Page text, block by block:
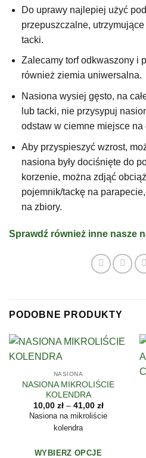
Do uprawy najlepiej użyć
przepuszczalne,
tacki.
Zalecamy torf odkwaszony i
również ziemia uniwersalna.
Nasiona wysiej gęsto, na
lub tacki, nie przysypuj
odstaw w ciemne miejsce na
Aby przyspieszyć wzrost,
nasiona były dociśnięte do
korzenie, można zdjąć
pojemnik/tackę na
na zbiory.
Sprawdź również inne nasze
PODOBNE PRODUKTY
NASIONA
NASIONA MIKROLIŚCIE
KOLENDRA
10,00 zł – 41,00 złZakres
cen:
od
Nasiona na mikroliście
kolendra
WYBIERZ OPCJE